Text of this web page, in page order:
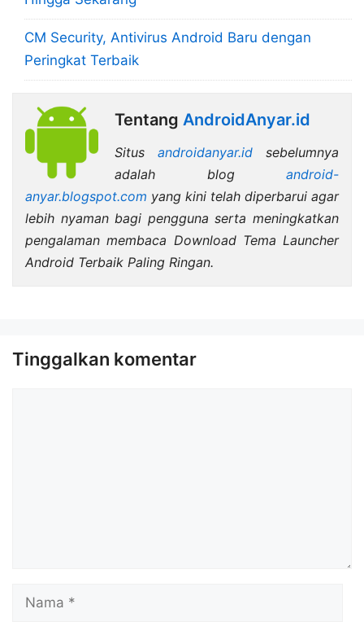
CM Security, Antivirus Android Baru dengan
Peringkat Terbaik
Tentang AndroidAnyar.id
Situs androidanyar.id sebelumnya
adalah blog android-
anyar.blogspot.com yang kini telah diperbarui agar
lebih nyaman bagi pengguna serta meningkatkan
pengalaman membaca Download Tema Launcher
Android Terbaik Paling Ringan.
Tinggalkan komentar
Nama